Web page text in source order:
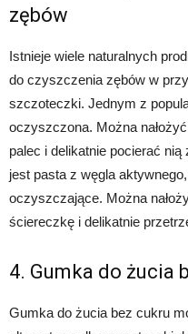
zębów
Istnieje wiele naturalnych
do czyszczenia zębów w
szczoteczki. Jednym z
oczyszczona. Można
palec i delikatnie pocierać
jest pasta z węgla
oczyszczające. Można
ściereczkę i delikatnie
4. Gumka do żucia
Gumka do żucia bez cukru